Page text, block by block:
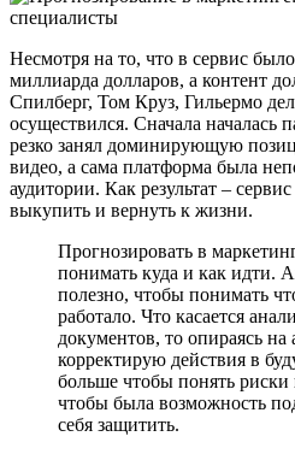
Несмотря на то, что в сервис
миллиарда долларов, а контент
Спилберг, Том Круз, Гильермо
осуществился. Сначала началась
резко занял доминирующую
видео, а сама платформа была
аудитории. Как результат –
выкупить и вернуть к жизни.
Прогнозировать в
понимать куда и как идти.
полезно, чтобы понимать
работало. Что касается
документов, то опираясь
корректирую действия в
больше чтобы понять риски
чтобы была возможность
себя защитить.